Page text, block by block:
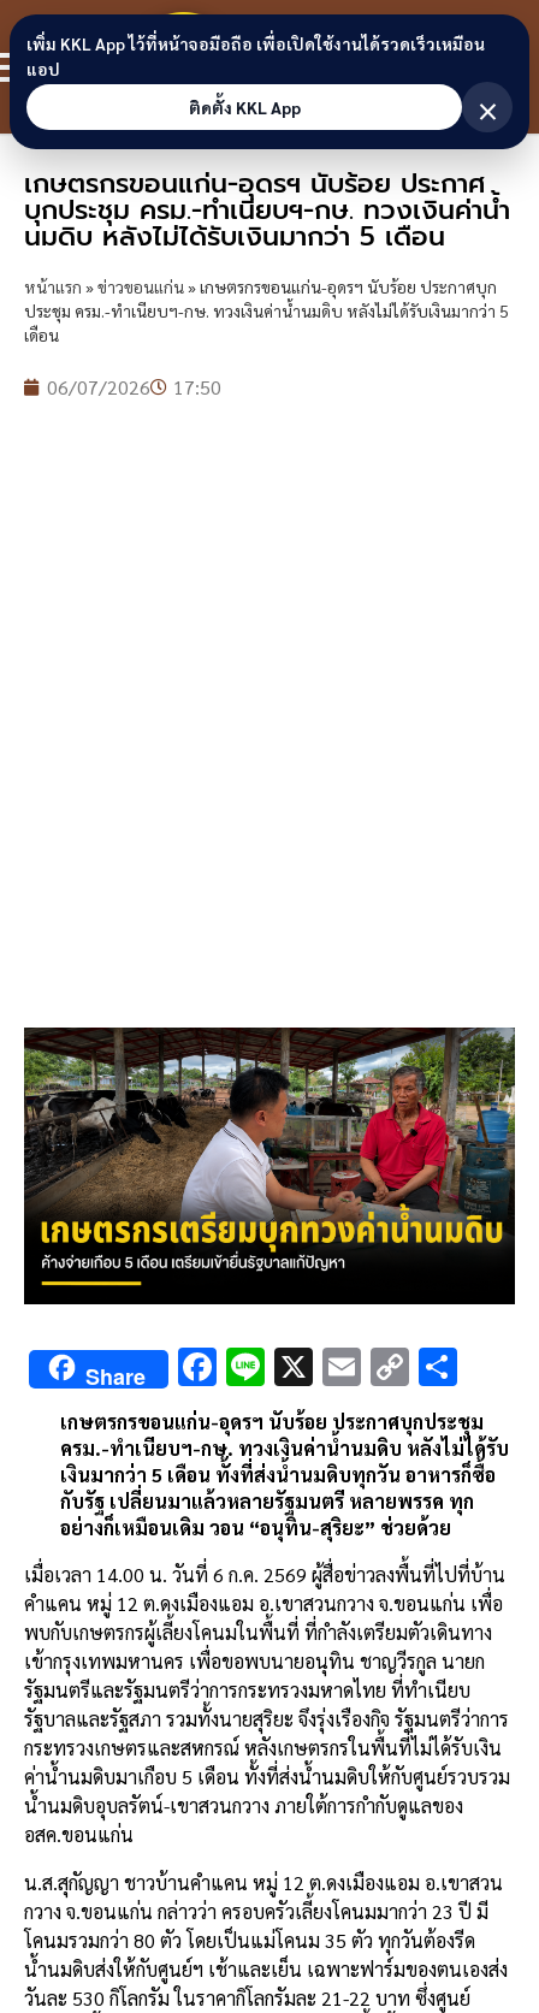
Skip to content
ขอนแก่น
ลิงก์
เกษตรกรขอนแก่น-อุดรฯ นับร้อย ประกาศ
บุกประชุม ครม.-ทำเนียบฯ-กษ. ทวงเงินค่าน้ำ
นมดิบ หลังไม่ได้รับเงินมากว่า 5 เดือน
หน้าแรก »ข่าวขอนแก่น»เกษตรกรขอนแก่น-อุดรฯ นับร้อย ประกาศบุก
ประชุม ครม.-ทำเนียบฯ-กษ. ทวงเงินค่าน้ำนมดิบ หลังไม่ได้รับเงินมากว่า 5
เดือน
06/07/2026 17:50
Share F
ac
e
b
o
o
k
Li
n
e
X E
m
ai
l
C
o
py
Li
n
k
h
ar
e
เกษตรกรขอนแก่น-อุดรฯ นับร้อย ประกาศบุกประชุม
ครม.-ทำเนียบฯ-กษ. ทวงเงินค่าน้ำนมดิบ หลังไม่ได้รับ
เงินมากว่า 5 เดือน ทั้งที่ส่งน้ำนมดิบทุกวัน อาหารก็ซื้อ
กับรัฐ เปลี่ยนมาแล้วหลายรัฐมนตรี หลายพรรค ทุก
อย่างก็เหมือนเดิม วอน “อนุทิน-สุริยะ” ช่วยด้วย
เมื่อเวลา 14.00 น. วันที่ 6 ก.ค. 2569 ผู้สื่อข่าวลงพื้นที่ไปที่บ้าน
คำแคน หมู่ 12 ต.ดงเมืองแอม อ.เขาสวนกวาง จ.ขอนแก่น เพื่อ
พบกับเกษตรกรผู้เลี้ยงโคนมในพื้นที่ ที่กำลังเตรียมตัวเดินทาง
เข้ากรุงเทพมหานคร เพื่อขอพบนายอนุทิน ชาญวีรกูล นายก
รัฐมนตรีและรัฐมนตรีว่าการกระทรวงมหาดไทย ที่ทำเนียบ
รัฐบาลและรัฐสภา รวมทั้งนายสุริยะ จึงรุ่งเรืองกิจ รัฐมนตรีว่าการ
กระทรวงเกษตรและสหกรณ์ หลังเกษตรกรในพื้นที่ไม่ได้รับเงิน
ค่าน้ำนมดิบมาเกือบ 5 เดือน ทั้งที่ส่งน้ำนมดิบให้กับศูนย์รวบรวม
น้ำนมดิบอุบลรัตน์-เขาสวนกวาง ภายใต้การกำกับดูแลของ
อสค.ขอนแก่น
น.ส.สุกัญญา ชาวบ้านคำแคน หมู่ 12 ต.ดงเมืองแอม อ.เขาสวน
กวาง จ.ขอนแก่น กล่าวว่า ครอบครัวเลี้ยงโคนมมากว่า 23 ปี มี
โคนมรวมกว่า 80 ตัว โดยเป็นแม่โคนม 35 ตัว ทุกวันต้องรีด
น้ำนมดิบส่งให้กับศูนย์ฯ เช้าและเย็น เฉพาะฟาร์มของตนเองส่ง
วันละ 530 กิโลกรัม ในราคากิโลกรัมละ 21-22 บาท ซึ่งศูนย์
เพิ่ม KKL App ไว้ที่หน้าจอมือถือ เพื่อเปิดใช้งานได้รวดเร็วเหมือน
แอป
ติดตั้ง KKL App
×